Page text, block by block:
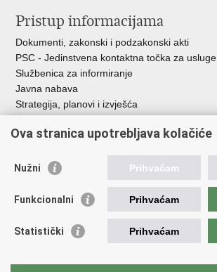
Pristup informacijama
Dokumenti, zakonski i podzakonski akti
PSC - Jedinstvena kontaktna točka za usluge
Službenica za informiranje
Javna nabava
Strategija, planovi i izvješća
Korisne poveznice
Vlada RH
ASOO
CARNET
Ova stranica upotrebljava kolačiće
Nužni Prihvaćam
Funkcionalni Prihvaćam
Statistički Prihvaćam